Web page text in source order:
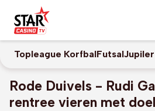
Topleague KorfbalFutsal
Rode Duivels - Rudi
rentree vieren met